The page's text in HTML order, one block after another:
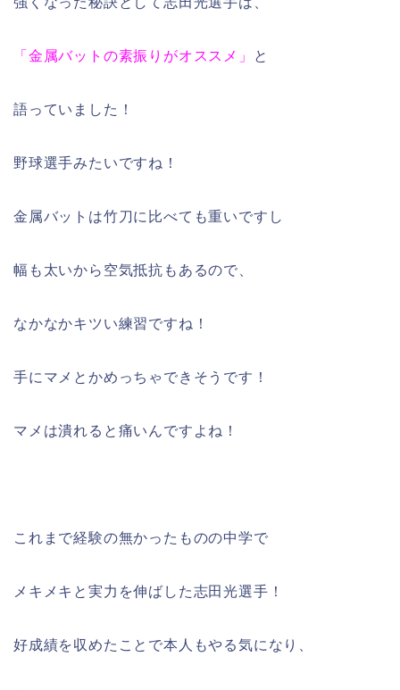
「金属バットの素振りがオススメ」 と
語っていました！
野球選手みたいですね！
金属バットは竹刀に比べても重いですし
幅も太いから空気抵抗もあるので、
なかなかキツい練習ですね！
手にマメとかめっちゃできそうです！
マメは潰れると痛いんですよね！
これまで経験の無かったものの中学で
メキメキと実力を伸ばした志田光選手！
好成績を収めたことで本人もやる気になり、